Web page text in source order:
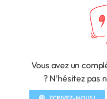
Vous avez un
? N’hésitez pas